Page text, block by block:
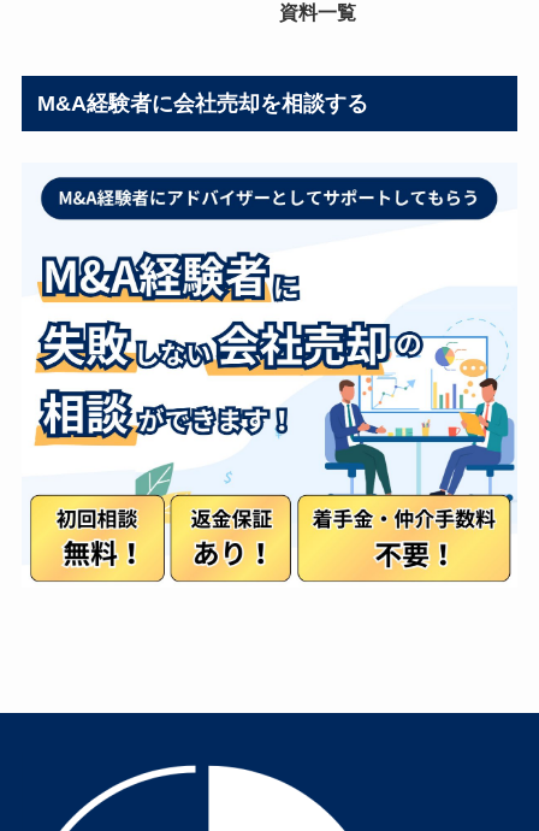
資料一覧
M&A経験者に会社売却を相談する